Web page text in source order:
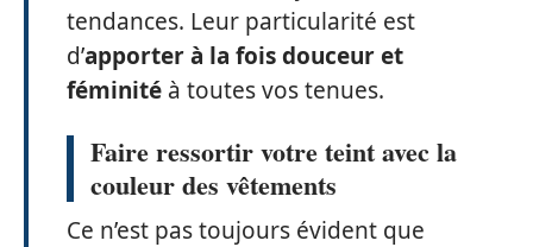
tendances. Leur particularité est
d’apporter à la fois douceur et
féminité à toutes vos tenues.
Faire ressortir votre teint avec la
couleur des vêtements
Ce n’est pas toujours évident que